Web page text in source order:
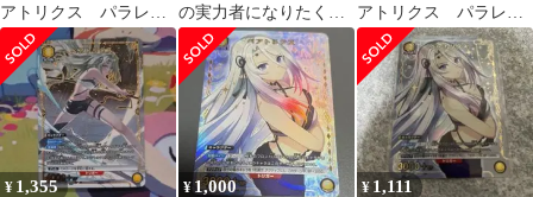
アトリクス パラレ
ル U★ 陰の実力者
になりたくて！
の実力者になりたく
て まとめて
アトリクス パラレル
R★ 黄色
¥ 1,355 ¥ 1,000 ¥ 1,111